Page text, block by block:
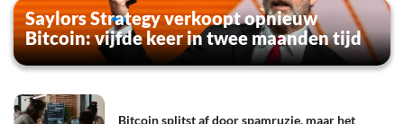
Saylors Strategy verkoopt opnieuw
Bitcoin: vijfde keer in twee maanden tijd
Bitcoin splitst af door spamruzie, maar het